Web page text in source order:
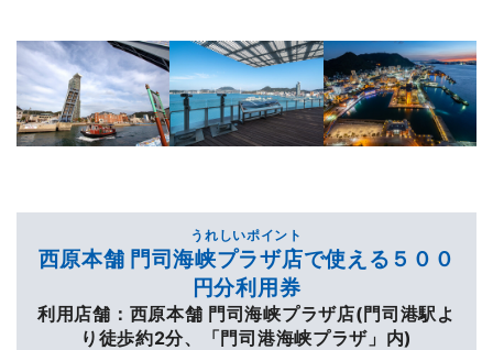
うれしいポイント
西原本舗 門司海峡プラザ店で使える５００
円分利用券
利用店舗：西原本舗 門司海峡プラザ店(門司港駅よ
り徒歩約2分、「門司港海峡プラザ」内)